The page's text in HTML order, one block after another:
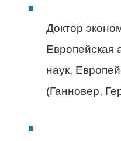
Доктор
Европейская
наук,
(Ганновер,